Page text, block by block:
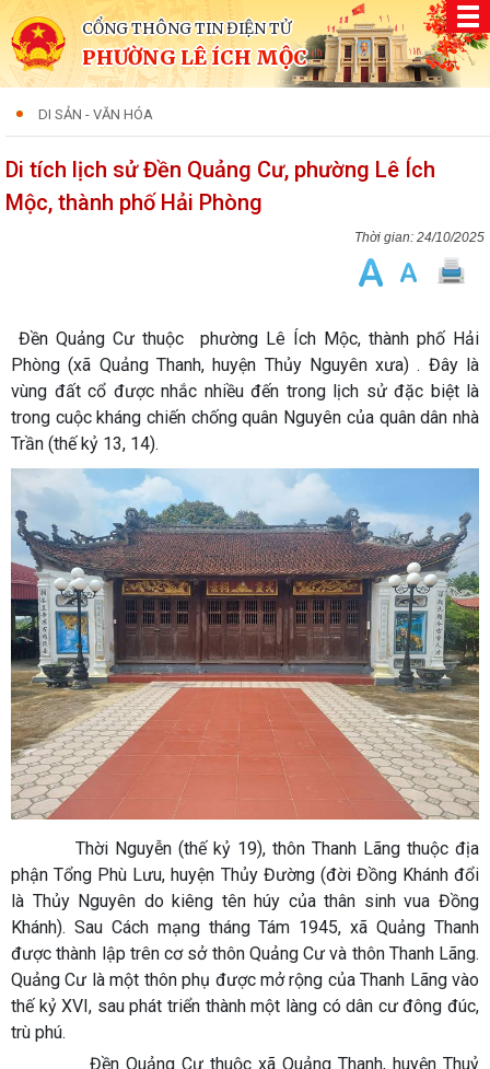
CỔNG THÔNG TIN ĐIỆN TỬ
PHƯỜNG LÊ ÍCH MỘC
DI SẢN - VĂN HÓA
Di tích lịch sử Đền Quảng Cư, phường Lê Ích
Mộc, thành phố Hải Phòng
24/10/2025
Đền Quảng Cư thuộc phường Lê Ích Mộc, thành phố Hải
Phòng (xã Quảng Thanh, huyện Thủy Nguyên xưa) . Đây là
vùng đất cổ được nhắc nhiều đến trong lịch sử đặc biệt là
trong cuộc kháng chiến chống quân Nguyên của quân dân nhà
Trần (thế kỷ 13, 14).
Thời Nguyễn (thế kỷ 19), thôn Thanh Lãng thuộc địa
phận Tổng Phù Lưu, huyện Thủy Đường (đời Đồng Khánh đổi
là Thủy Nguyên do kiêng tên húy của thân sinh vua Đồng
Khánh). Sau Cách mạng tháng Tám 1945, xã Quảng Thanh
được thành lập trên cơ sở thôn Quảng Cư và thôn Thanh Lãng.
Quảng Cư là một thôn phụ được mở rộng của Thanh Lãng vào
thế kỷ XVI, sau phát triển thành một làng có dân cư đông đúc,
trù phú.
Đền Quảng Cư thuộc xã Quảng Thanh, huyện Thuỷ